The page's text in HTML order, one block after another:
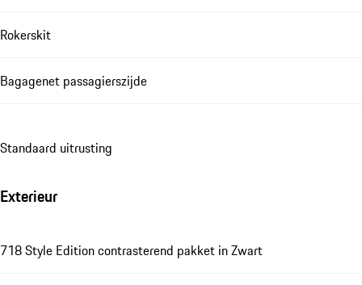
Rokerskit
Bagagenet passagierszijde
Standaard uitrusting
Exterieur
718 Style Edition contrasterend pakket in Zwart